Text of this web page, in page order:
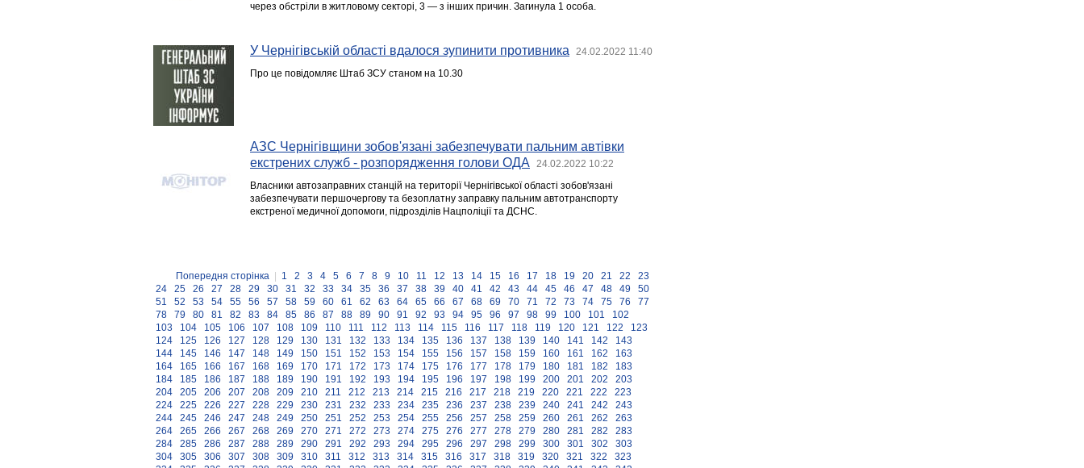
через обстріли в житловому секторі, 3 — з інших причин. Загинула 1 особа.
У Чернігівській області вдалося зупинити противника 24.02.2022 11:40
Про це повідомляє Штаб ЗСУ станом на 10.30
АЗС Чернігівщини зобов'язані забезпечувати пальним автівки
екстрених служб - розпорядження голови ОДА
24.02.2022 10:22
Власники автозаправних станцій на території Чернігівської області зобов'язані
забезпечувати першочергову та безоплатну заправку пальним автотранспорту
екстреної медичної допомоги, підрозділів Нацполіції та ДСНС.
Попередня сторінка 1 2 3 4 5 6 7 8 9 10 11 12 13 14 15 16 17 18 19 20 21 22
23
24
25 26 27 28 29 30 31 32 33 34 35 36 37 38 39 40 41 42 43 44 45 46 47 48 49
50
51
52 53 54 55 56 57 58 59 60 61 62 63 64 65 66 67 68 69 70 71 72 73 74 75 76
77
78
79 80 81 82 83 84 85 86 87 88 89 90 91 92 93 94 95 96 97 98 99 100 101
102
103
104 105 106 107 108 109 110 111 112 113 114 115 116 117 118 119 120 121 122
123
124
125 126 127 128 129 130 131 132 133 134 135 136 137 138 139 140 141 142
143
144
145 146 147 148 149 150 151 152 153 154 155 156 157 158 159 160 161 162
163
164
165 166 167 168 169 170 171 172 173 174 175 176 177 178 179 180 181 182
183
184
185 186 187 188 189 190 191 192 193 194 195 196 197 198 199 200 201 202
203
204
205 206 207 208 209 210 211 212 213 214 215 216 217 218 219 220 221 222
223
224
225 226 227 228 229 230 231 232 233 234 235 236 237 238 239 240 241 242
243
244
245 246 247 248 249 250 251 252 253 254 255 256 257 258 259 260 261 262
263
264
265 266 267 268 269 270 271 272 273 274 275 276 277 278 279 280 281 282
283
284
285 286 287 288 289 290 291 292 293 294 295 296 297 298 299 300 301 302
303
304
305 306 307 308 309 310 311 312 313 314 315 316 317 318 319 320 321 322
323